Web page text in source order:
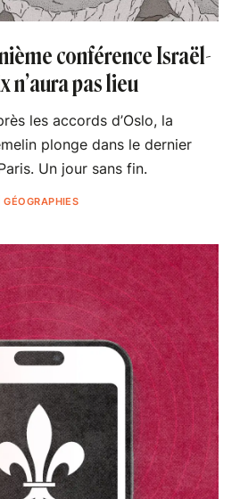
conférence Israël-
n’aura pas lieu
les accords d’Oslo, la
plonge dans le dernier
Un jour sans fin.
|GÉOGRAPHIES